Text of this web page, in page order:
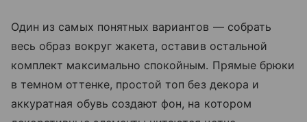
Один из самых понятных вариантов — собрать
весь образ вокруг жакета, оставив остальной
комплект максимально спокойным. Прямые брюки
в темном оттенке, простой топ без декора и
аккуратная обувь создают фон, на котором